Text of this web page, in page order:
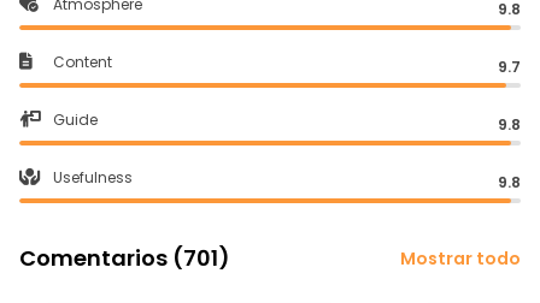
Atmosphere 9.8
Content 9.7
Guide 9.8
Usefulness 9.8
Comentarios (701) Mostrar todo